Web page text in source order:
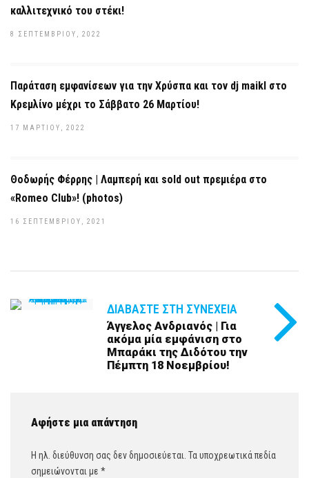
καλλιτεχνικό του στέκι!
8 ΣΕΠΤΕΜΒΡΊΟΥ, 2022
Παράταση εμφανίσεων για την Χρύσπα και τον dj maikl στο
Κρεμλίνο μέχρι το Σάββατο 26 Μαρτίου!
17 ΜΑΡΤΊΟΥ, 2022
Θοδωρής Φέρρης | Λαμπερή και sold out πρεμιέρα στο
«Romeo Club»! (photos)
16 ΣΕΠΤΕΜΒΡΊΟΥ, 2021
ΔΙΑΒΆΣΤΕ ΣΤΗ ΣΥΝΈΧΕΙΑ
Άγγελος Ανδριανός | Για
ακόμα μία εμφάνιση στο
Μπαράκι της Διδότου την
Πέμπτη 18 Νοεμβρίου!
Αφήστε μια απάντηση
Η ηλ. διεύθυνση σας δεν δημοσιεύεται. Τα υποχρεωτικά πεδία
σημειώνονται με *